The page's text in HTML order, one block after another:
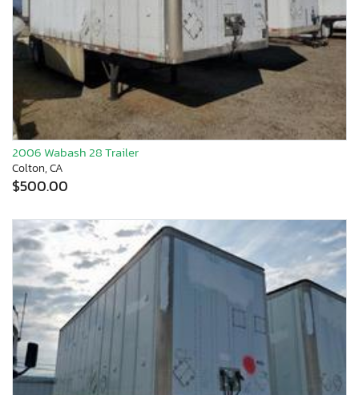
2006 Wabash 28 Trailer
Colton, CA
$500.00